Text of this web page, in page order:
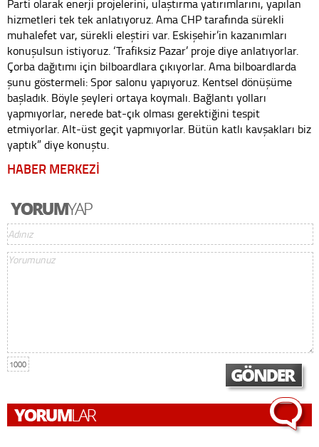
Parti olarak enerji projelerini, ulaştırma yatırımlarını, yapılan
hizmetleri tek tek anlatıyoruz. Ama CHP tarafında sürekli
muhalefet var, sürekli eleştiri var. Eskişehir’in kazanımları
konuşulsun istiyoruz. ‘Trafiksiz Pazar’ proje diye anlatıyorlar.
Çorba dağıtımı için bilboardlara çıkıyorlar. Ama bilboardlarda
şunu göstermeli: Spor salonu yapıyoruz. Kentsel dönüşüme
başladık. Böyle şeyleri ortaya koymalı. Bağlantı yolları
yapmıyorlar, nerede bat-çık olması gerektiğini tespit
etmiyorlar. Alt-üst geçit yapmıyorlar. Bütün katlı kavşakları biz
yaptık” diye konuştu.
HABER MERKEZİ
1000